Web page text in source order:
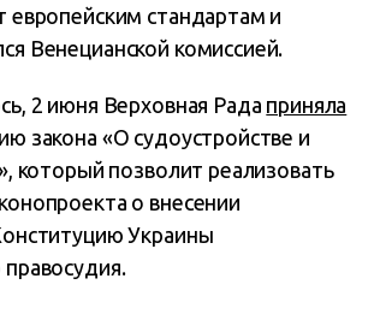
европейским стандартам и
Венецианской комиссией.
2 июня Верховная Рада приняла
закона «О судоустройстве и
который позволит реализовать
о внесении
Украины